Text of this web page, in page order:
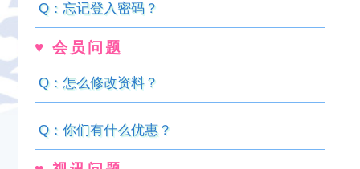
Q：忘记登入密码？
♥ 会员问题
Q：怎么修改资料？
Q：你们有什么优惠？